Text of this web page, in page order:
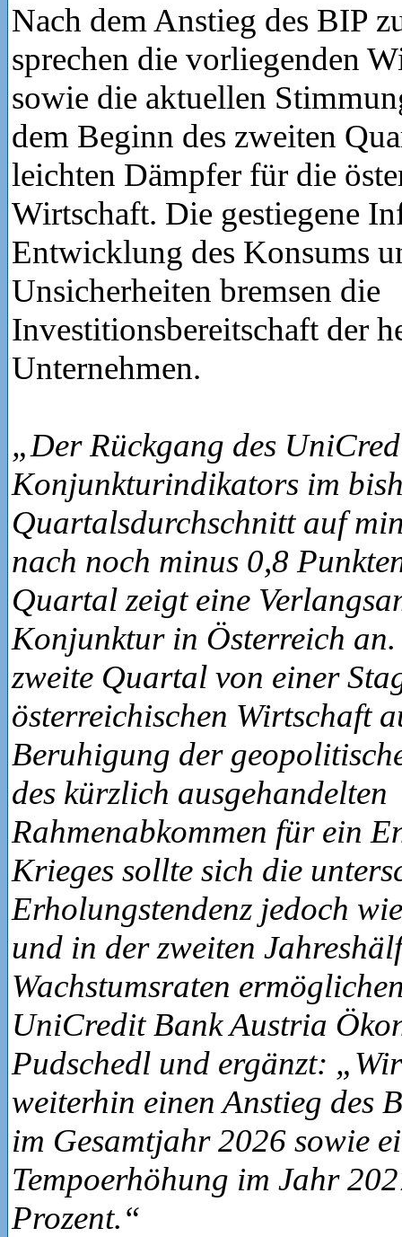
Nach dem Anstieg des BIP
sprechen die vorliegenden
sowie die aktuellen
dem Beginn des zweiten
leichten Dämpfer für die
Wirtschaft. Die gestiegene
Entwicklung des Konsums
Unsicherheiten bremsen die
Investitionsbereitschaft der
Unternehmen.
„Der Rückgang des
Konjunkturindikators im
Quartalsdurchschnitt auf
nach noch minus 0,8
Quartal zeigt eine
Konjunktur in Österreich
zweite Quartal von einer
österreichischen Wirtschaft
Beruhigung der
des kürzlich ausgehandelten
Rahmenabkommen für ein
Krieges sollte sich die
Erholungstendenz jedoch
und in der zweiten
Wachstumsraten
UniCredit Bank Austria
Pudschedl und ergänzt:
weiterhin einen Anstieg des
im Gesamtjahr 2026 sowie
Tempoerhöhung im Jahr
Prozent.“